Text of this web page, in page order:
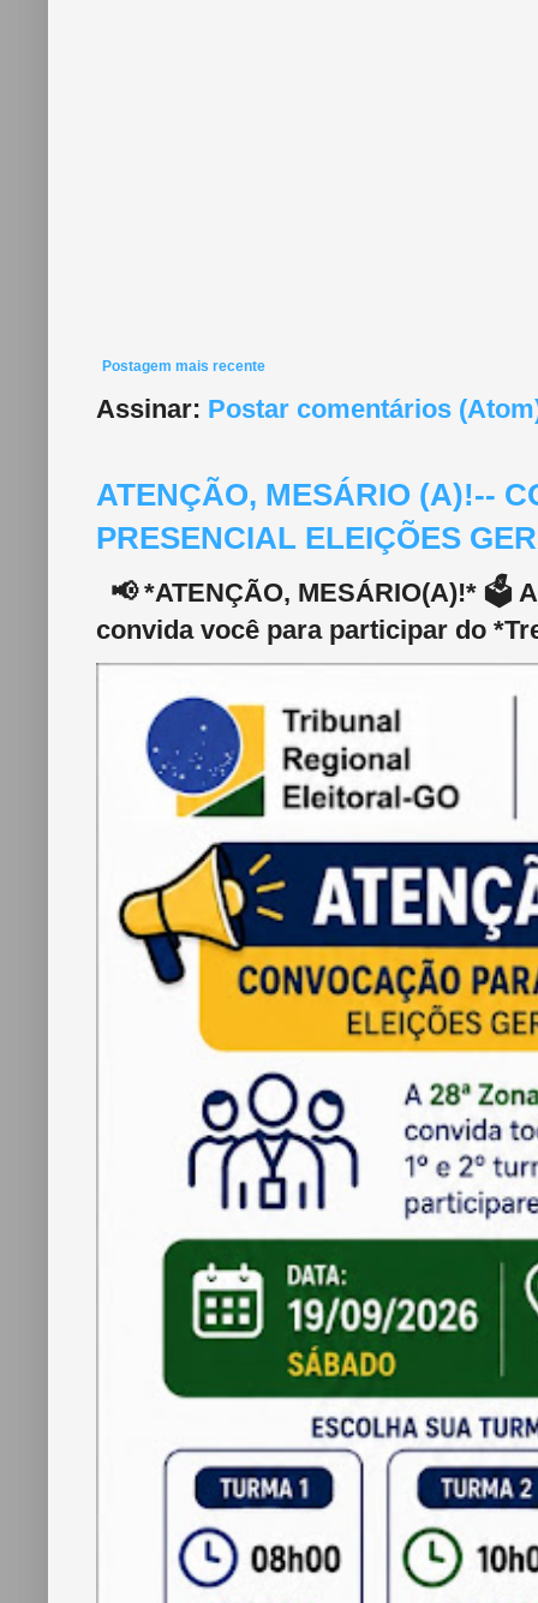
Postagem mais recente
Assinar: Postar comentários
ATENÇÃO, MESÁRIO (A)!--
PRESENCIAL ELEIÇÕES
📢 *ATENÇÃO, MESÁRIO(A)!* 🗳️
convida você para participar do